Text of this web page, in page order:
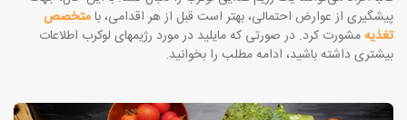
پیشگیری از عوارض احتمالی، بهتر است قبل از هر اقدامی، بامتخصص
تغذیهمشورت کرد. در صورتی که مایلید در مورد رژیمهای لوکرب اطلاعات
بیشتری داشته باشید، ادامه مطلب را بخوانید.